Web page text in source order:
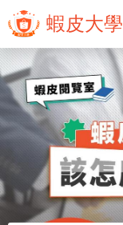
蝦皮大學